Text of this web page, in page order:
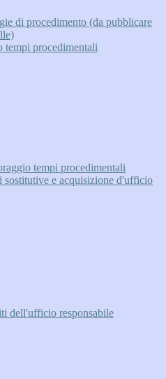
di procedimento (da pubblicare
tempi procedimentali
tempi procedimentali
sostitutive e acquisizione d'ufficio
dell'ufficio responsabile